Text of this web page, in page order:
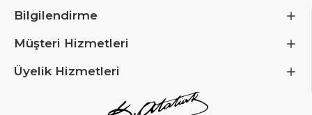
Bilgilendirme
Müşteri Hizmetleri
Üyelik Hizmetleri